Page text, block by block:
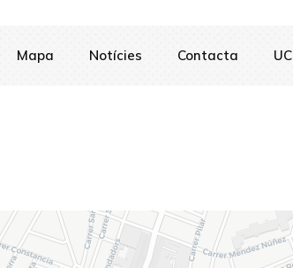
Mapa Notícies Contacta